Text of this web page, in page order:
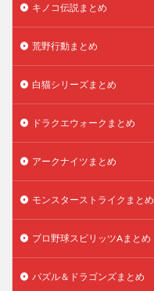
キノコ伝説まとめ
荒野行動まとめ
白猫シリーズまとめ
ドラクエウォークまとめ
アークナイツまとめ
モンスターストライクまとめ
プロ野球スピリッツAまとめ
パズル＆ドラゴンズまとめ